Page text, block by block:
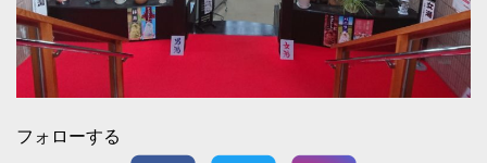
フォローする